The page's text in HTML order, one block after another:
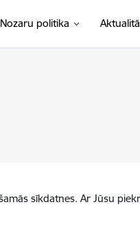
Nozaru politika
sīkdatnes. Ar Jūsu